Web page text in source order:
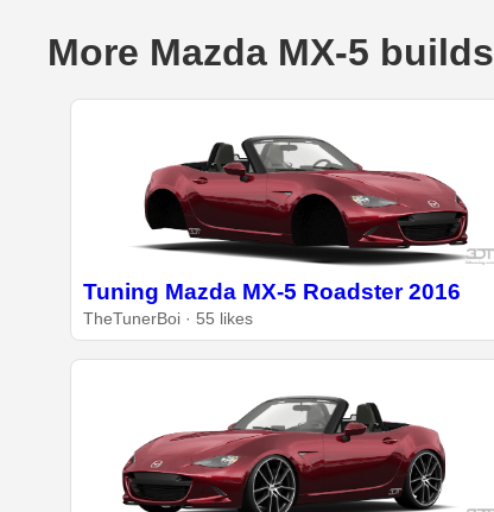
More Mazda MX-5 builds
Tuning Mazda MX-5 Roadster 2016
TheTunerBoi · 55 likes